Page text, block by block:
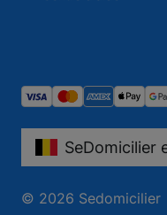
© 2026 Sedomicilier
SeDomicilier